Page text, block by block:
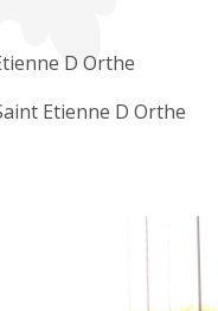
D Orthe
Etienne D Orthe